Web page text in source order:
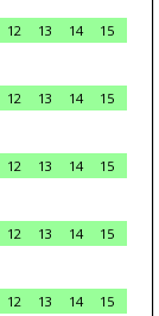
12 13 14
15
12 13 14
15
12 13 14
15
12 13 14
15
12 13 14
15